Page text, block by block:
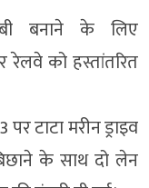
बनाने के लिए
को हस्तांतरित
टाटा मरीन ड्राइव
के साथ दो लेन